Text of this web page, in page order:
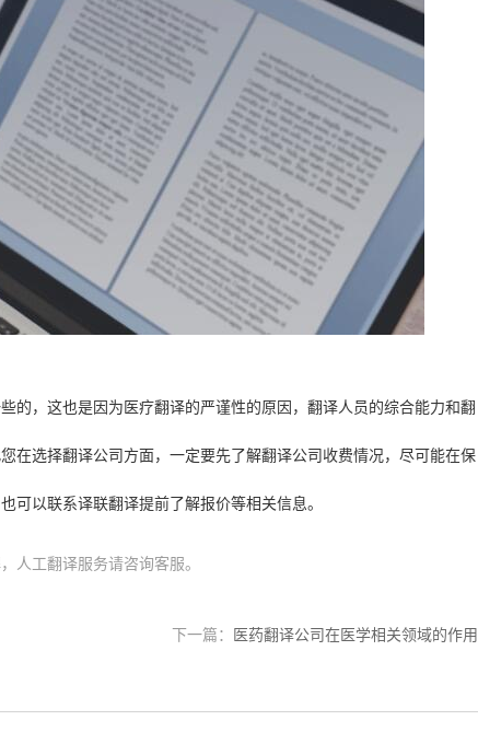
的，这也是因为医疗翻译的严谨性的原因，翻译人员的综合能力和翻
在选择翻译公司方面，一定要先了解翻译公司收费情况，尽可能在保
可以联系译联翻译提前了解报价等相关信息。
人工翻译服务请咨询客服。
下一篇： 医药翻译公司在医学相关领域的作用